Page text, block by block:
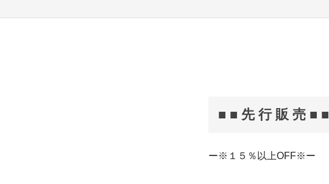
■ ■ 先 行 販 売 ■ ■
ー※１５％以上OFF※ー